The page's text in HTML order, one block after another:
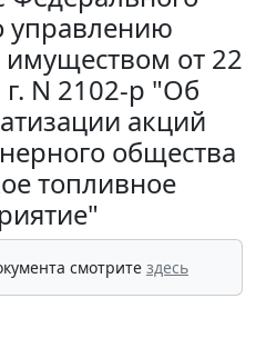
управлению
имуществом от 22
г. N 2102-р "Об
акций
общества
топливное
смотрите здесь